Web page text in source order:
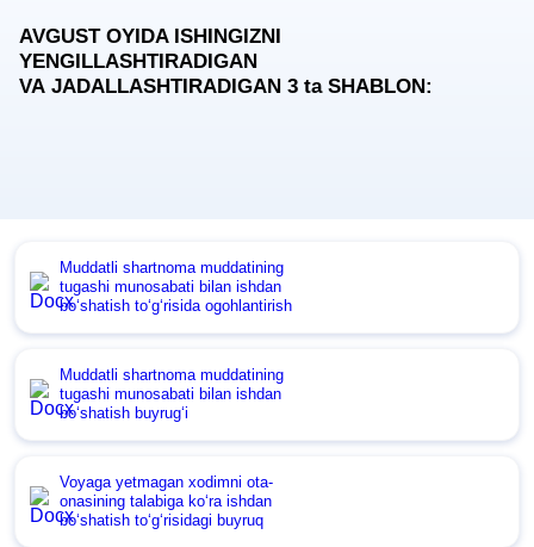
AVGUST OYIDA ISHINGIZNI
YENGILLASHTIRADIGAN
VA JADALLASHTIRADIGAN 3 taSHABLON:
Muddatli shartnoma muddatining
tugashi munosabati bilan ishdan
boʻshatish toʻgʻrisida ogohlantirish
Muddatli shartnoma muddatining
tugashi munosabati bilan ishdan
boʻshatish buyrugʻi
Voyaga yetmagan хodimni ota-
onasining talabiga koʻra ishdan
boʻshatish toʻgʻrisidagi buyruq